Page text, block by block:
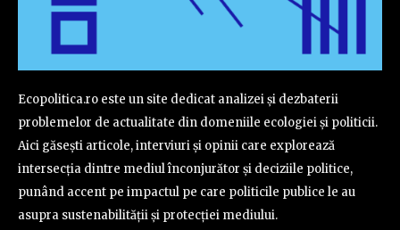
Ecopolitica.ro este un site dedicat analizei și dezbaterii
problemelor de actualitate din domeniile ecologiei și politicii.
Aici găsești articole, interviuri și opinii care explorează
intersecția dintre mediul înconjurător și deciziile politice,
punând accent pe impactul pe care politicile publice le au
asupra sustenabilității și protecției mediului.